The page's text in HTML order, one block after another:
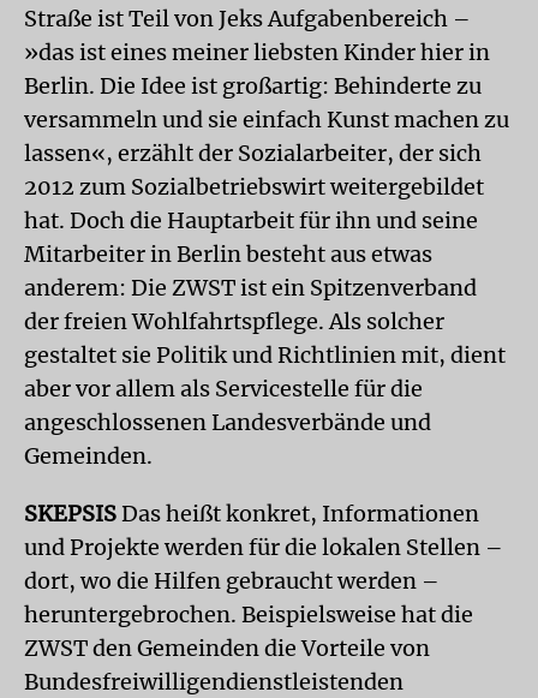
Straße ist Teil von Jeks Aufgabenbereich –
»das ist eines meiner liebsten Kinder hier in
Berlin. Die Idee ist großartig: Behinderte zu
versammeln und sie einfach Kunst machen zu
lassen«, erzählt der Sozialarbeiter, der sich
2012 zum Sozialbetriebswirt weitergebildet
hat. Doch die Hauptarbeit für ihn und seine
Mitarbeiter in Berlin besteht aus etwas
anderem: Die ZWST ist ein Spitzenverband
der freien Wohlfahrtspflege. Als solcher
gestaltet sie Politik und Richtlinien mit, dient
aber vor allem als Servicestelle für die
angeschlossenen Landesverbände und
Gemeinden.
SKEPSISDas heißt konkret, Informationen
und Projekte werden für die lokalen Stellen –
dort, wo die Hilfen gebraucht werden –
heruntergebrochen. Beispielsweise hat die
ZWST den Gemeinden die Vorteile von
Bundesfreiwilligendienstleistenden